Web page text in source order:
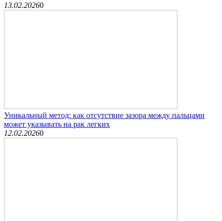
13.02.20260
Уникальный метод: как отсутствие зазора между пальцами
может указывать на рак легких
12.02.20260